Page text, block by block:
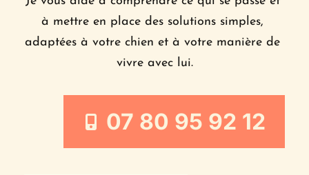
à mettre en place des solutions simples,
adaptées à votre chien et à votre manière de
vivre avec lui.
07 80 95 92 12